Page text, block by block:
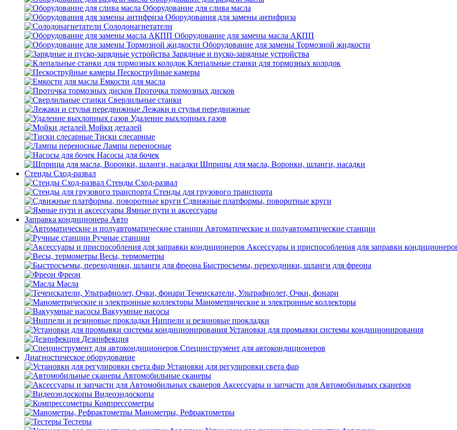
Оборудование для слива масла
Оборудования для замены антифриза
Солодонагнетатели
Оборудование для замены масла АКПП
Оборудование для замены Тормозной жидкости
Зарядные и пуско-зарядные устройства
Клепальные станки для тормозных колодок
Пескоструйные камеры
Емкости для масла
Проточка тормозных дисков
Сверлильные станки
Лежаки и стулья передвижные
Удаление выхлопных газов
Мойки деталей
Тиски слесарные
Лампы переносные
Насосы для бочек
Шприцы для масла, Воронки, шланги, насадки
Стенды Сход-развал
Стенды Сход-развал
Стенды для грузового транспорта
Сдвижные платформы, поворотные круги
Ямные пути и аксессуары
Заправка кондиционера Авто
Автоматические и полуавтоматические станции
Ручные станции
Аксессуары и приспособления для заправки
Весы, термометры
Быстросъемы, переходники, шланги для фреона
Фреон
Масла
Течеискатели, Ультрафиолет, Очки, фонари
Манометрические и электронные коллекторы
Вакуумные насосы
Ниппели и резиновые прокладки
Установки для промывки системы кондиционирования
Дезинфекция
Специнструмент для автокондиционеров
Диагностическое оборудование
Установки для регулировки света фар
Автомобильные сканеры
Аксессуары и запчасти для Автомобильных сканеров
Видеоэндоскопы
Компрессометры
Манометры, Рефрактометры
Тестеры